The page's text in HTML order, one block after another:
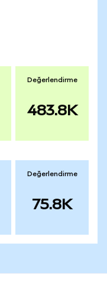
Değerlendirme
483.8K
Değerlendirme
75.8K